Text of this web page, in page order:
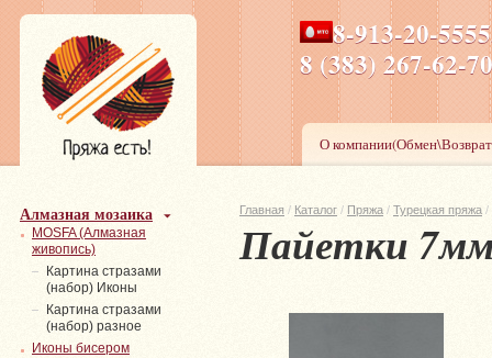
8-913-20-
8 (383) 267-
ПН-ПТ 8-17,СБ-ВС 9-
О
Главная / Каталог / Пряжа / Турецкая пряжа /
Пайетки
Алмазная мозаика
MOSFA (Алмазная
живопись)
Картина стразами
(набор) Иконы
Картина стразами
(набор) разное
Иконы бисером